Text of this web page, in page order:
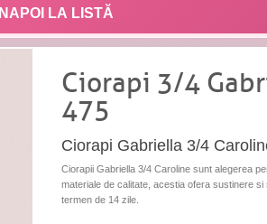
ÎNAPOI LA LISTĂ
Ciorapi 3/4
475
Ciorapi Gabriella 3/4
Ciorapii Gabriella 3/4 Caroline sunt alegerea
materiale de calitate, acestia ofera sustinere
termen de 14 zile.